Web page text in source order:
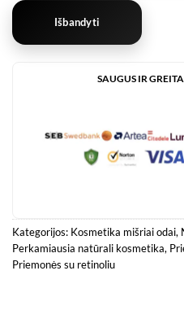
Išbandyti
SAUGUS IR
Kategorijos: Kosmetika mišriai odai,
Perkamiausia natūrali kosmetika,
Priemonės su retinoliu